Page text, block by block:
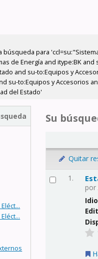
para
de Energía and itype:BK
and su-to:Equipos y
su-to:Equipos y Accesorios
del Estado'
Su
Quitar
1.
por